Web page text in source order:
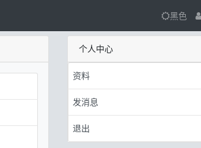
黑色
个人中心
资料
发消息
退出